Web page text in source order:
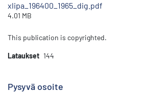
xlipa_196400_1965_dig.pdf
4.01 MB
This publication is copyrighted.
Lataukset 144
Pysyvä osoite